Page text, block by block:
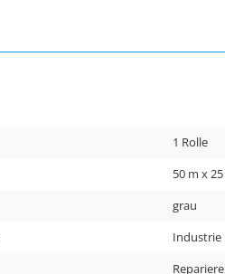
1 Rolle
50 m x
grau
Industrie